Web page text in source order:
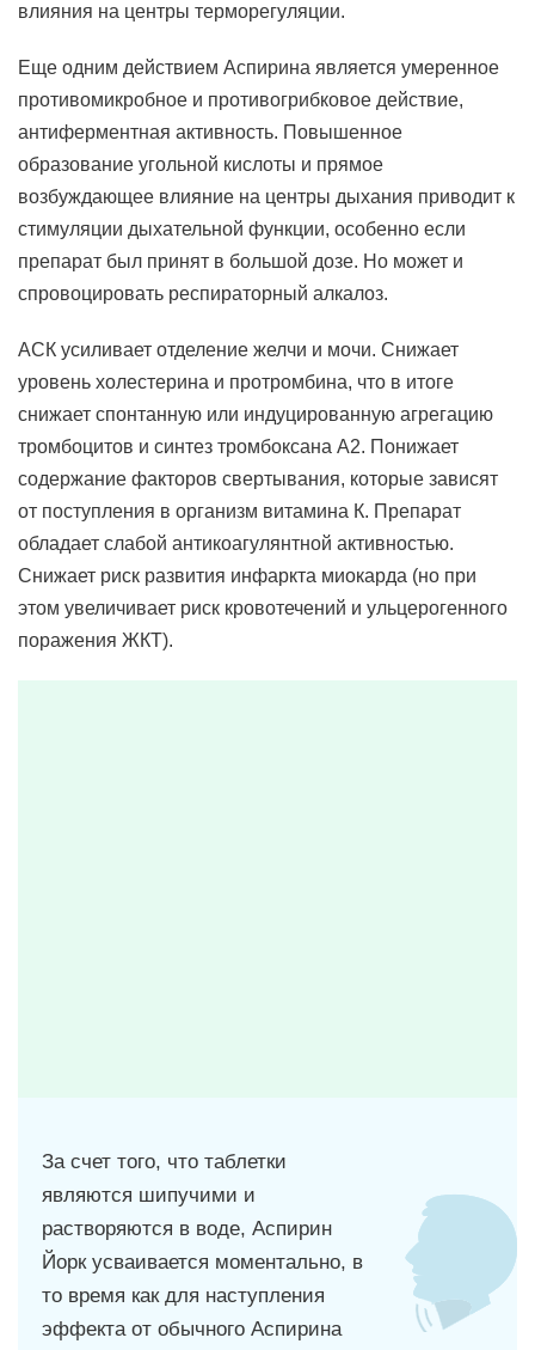
влияния на центры терморегуляции.
Еще одним действием Аспирина является умеренное
противомикробное и противогрибковое действие,
антиферментная активность. Повышенное
образование угольной кислоты и прямое
возбуждающее влияние на центры дыхания приводит к
стимуляции дыхательной функции, особенно если
препарат был принят в большой дозе. Но может и
спровоцировать респираторный алкалоз.
АСК усиливает отделение желчи и мочи. Снижает
уровень холестерина и протромбина, что в итоге
снижает спонтанную или индуцированную агрегацию
тромбоцитов и синтез тромбоксана А2. Понижает
содержание факторов свертывания, которые зависят
от поступления в организм витамина К. Препарат
обладает слабой антикоагулянтной активностью.
Снижает риск развития инфаркта миокарда (но при
этом увеличивает риск кровотечений и ульцерогенного
поражения ЖКТ).
За счет того, что таблетки
являются шипучими и
растворяются в воде, Аспирин
Йорк усваивается моментально, в
то время как для наступления
эффекта от обычного Аспирина